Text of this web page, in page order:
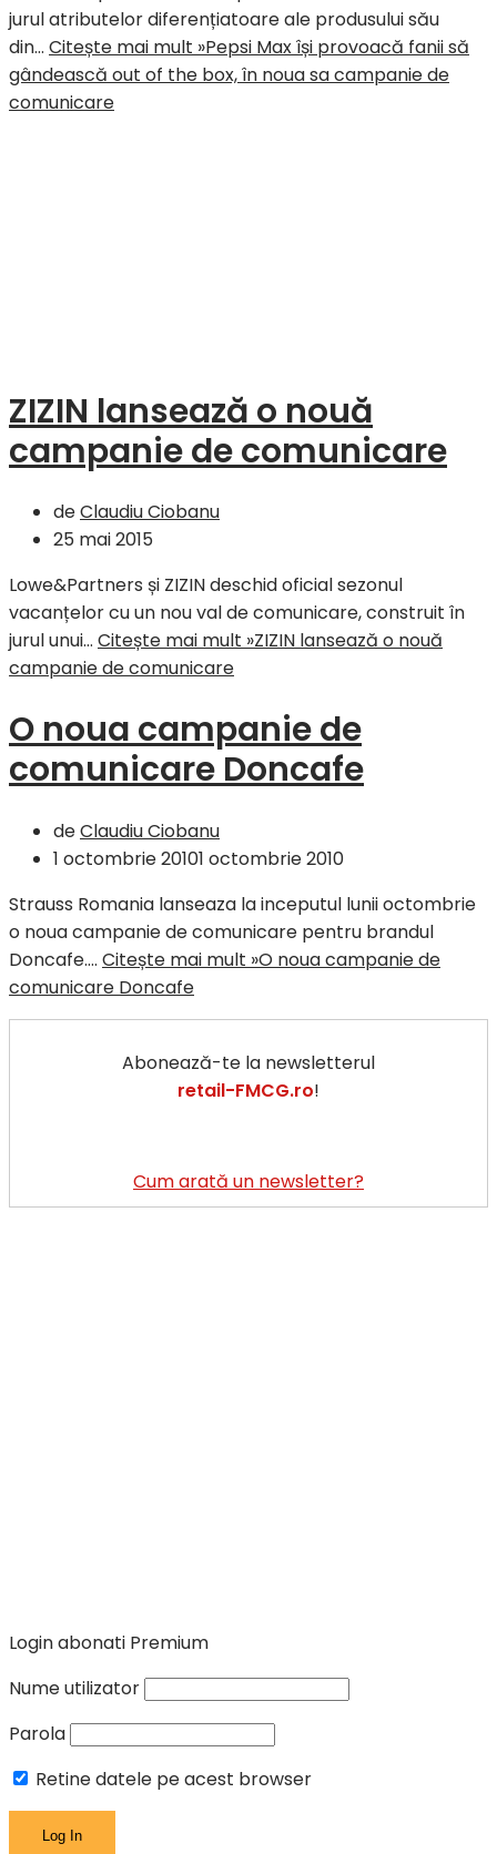
jurul atributelor diferențiatoare ale produsului său
din… Citește mai mult »Pepsi Max își provoacă fanii să
gândească out of the box, în noua sa campanie de
comunicare
ZIZIN lansează o nouă
campanie de comunicare
deClaudiu Ciobanu
25 mai 2015
Lowe&Partners și ZIZIN deschid oficial sezonul
vacanțelor cu un nou val de comunicare, construit în
jurul unui… Citește mai mult »ZIZIN lansează o nouă
campanie de comunicare
O noua campanie de
comunicare Doncafe
deClaudiu Ciobanu
1 octombrie 20101 octombrie 2010
Strauss Romania lanseaza la inceputul lunii octombrie
o noua campanie de comunicare pentru brandul
Doncafe.… Citește mai mult »O noua campanie de
comunicare Doncafe
Abonează-te la newsletterul
retail-FMCG.ro!
Cum arată un newsletter?
Login abonati Premium
Nume utilizator
Parola
Retine datele pe acest browser